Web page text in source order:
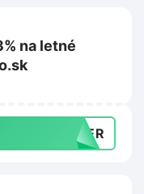
na letné
MBER